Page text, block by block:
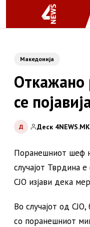
Македонија
Откажано
се
Д Деск 4NEWS.MK
Поранешниот шеф
случајот Тврдина
СЈО изјави дека
Во случајот од
со поранешниот